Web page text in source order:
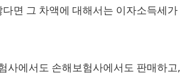
면 그 차액에 대해서는 이자소득세가
사에서도 손해보험사에서도 판매하고,